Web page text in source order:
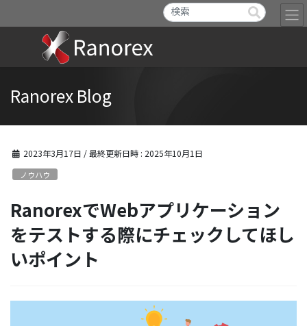
Ranorex Blog
2023年3月17日 / 最終更新日時 : 2025年10月1日
ノウハウ
RanorexでWebアプリケーション
をテストする際にチェックしてほし
いポイント